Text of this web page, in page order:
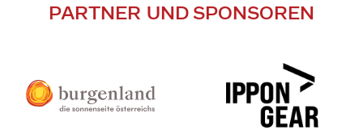
PARTNER UND SPONSOREN